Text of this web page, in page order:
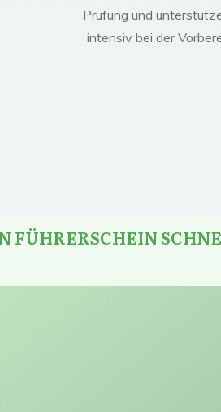
Prüfung und
intensiv bei der
FÜHRERSCHEIN